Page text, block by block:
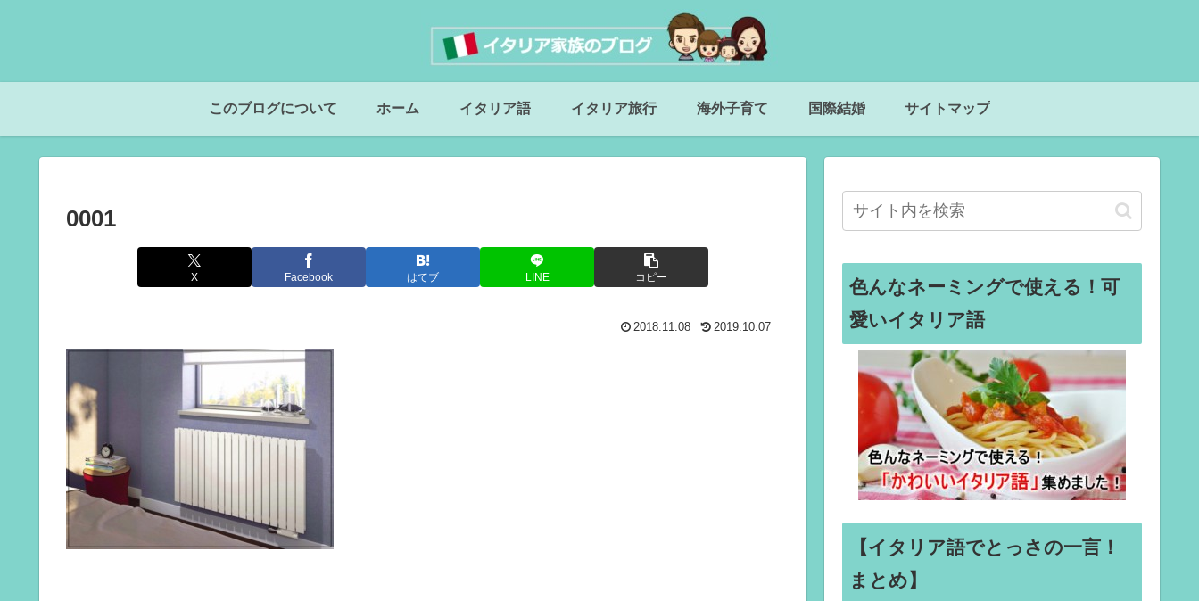
このブログについて ホーム イタリア語 イタリア旅行 海外子育て 国際結婚 サイトマップ
0001
X Facebook はてブ LINE コピー
2018.11.08 2019.10.07
色んなネーミングで使える！可
愛いイタリア語
【イタリア語でとっさの一言！
まとめ】